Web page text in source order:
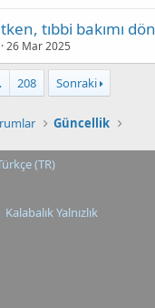
tıbbi bakımı
26 Mar 2025
208 Sonraki
Güncellik
(TR)
Kalabalık Yalnızlık